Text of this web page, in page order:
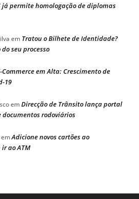
já permite homologação de diplomas
em Tratou o Bilhete de Identidade?
seu processo
Commerce em Alta: Crescimento de
19
emDirecção de Trânsito lança portal
rodoviários
emAdicione novos cartões ao
ao ATM